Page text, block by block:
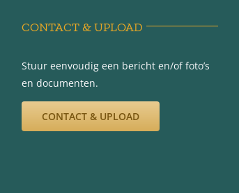
CONTACT & UPLOAD
Stuur eenvoudig een bericht en/of foto’s
en documenten.
CONTACT & UPLOAD